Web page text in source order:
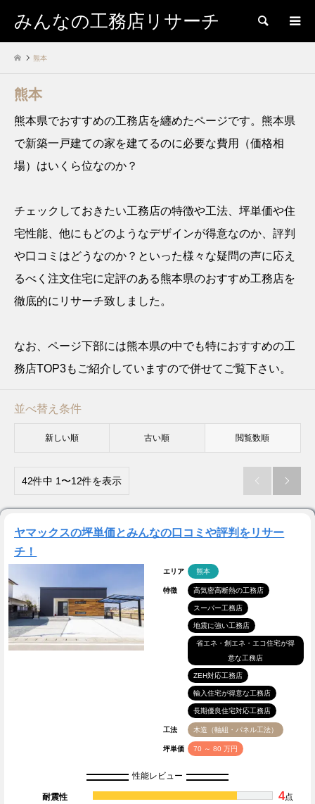
みんなの工務店リサーチ 検索
熊本
熊本
熊本県でおすすめの工務店を纏めたページです。熊本県
で新築一戸建ての家を建てるのに必要な費用（価格相
場）はいくら位なのか？
チェックしておきたい工務店の特徴や工法、坪単価や住
宅性能、他にもどのようなデザインが得意なのか、評判
や口コミはどうなのか？といった様々な疑問の声に応え
るべく注文住宅に定評のある熊本県のおすすめ工務店を
徹底的にリサーチ致しました。
なお、ページ下部には熊本県の中でも特におすすめの工
務店TOP3もご紹介していますので併せてご覧下さい。
並べ替え条件
新しい順 古い順 閲覧数順
42件中 1〜12件を表示  
ヤマックスの坪単価とみんなの口コミや評判をリサー
チ！
エリア 熊本
特徴 高気密高断熱の工務店
スーパー工務店
地震に強い工務店
省エネ・創エネ・エコ住宅が得
意な工務店
ZEH対応工務店
輸入住宅が得意な工務店
長期優良住宅対応工務店
工法 木造（軸組・パネル工法）
坪単価 70 ～ 80 万円
性能レビュー
耐震性 4点